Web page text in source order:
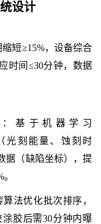
设计
短≥15%，设备综合
时间≤30分钟，数据
：基于机器学习
光刻能量、蚀刻时
据（缺陷坐标），提
算法优化批次排序，
胶后需30分钟内曝